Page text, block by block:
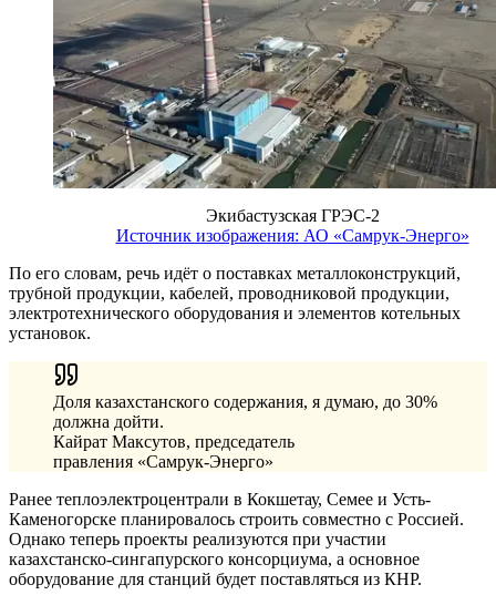
Экибастузская ГРЭС-2
Источник изображения: АО «Самрук-Энерго»
По его словам, речь идёт о поставках металлоконструкций,
трубной продукции, кабелей, проводниковой продукции,
электротехнического оборудования и элементов котельных
установок.
Доля казахстанского содержания, я думаю, до 30%
должна дойти.
Кайрат Максутов, председатель
правления «Самрук-Энерго»
Ранее теплоэлектроцентрали в Кокшетау, Семее и Усть-
Каменогорске планировалось строить совместно с Россией.
Однако теперь проекты реализуются при участии
казахстанско-сингапурского консорциума, а основное
оборудование для станций будет поставляться из КНР.